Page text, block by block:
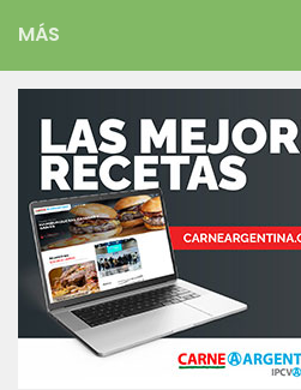
MÁS